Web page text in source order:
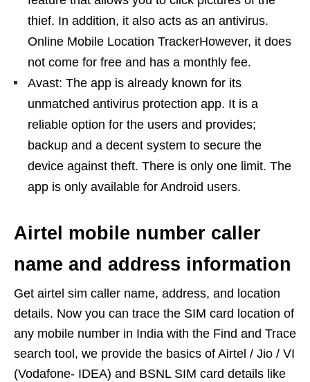
thief. In addition, it also acts as an antivirus.
Online Mobile Location TrackerHowever, it does
not come for free and has a monthly fee.
Avast: The app is already known for its
unmatched antivirus protection app. It is a
reliable option for the users and provides;
backup and a decent system to secure the
device against theft. There is only one limit. The
app is only available for Android users.
Airtel mobile number caller
name and address information
Get airtel sim caller name, address, and location
details. Now you can trace the SIM card location of
any mobile number in India with the Find and Trace
search tool, we provide the basics of Airtel / Jio / VI
(Vodafone- IDEA) and BSNL SIM card details like